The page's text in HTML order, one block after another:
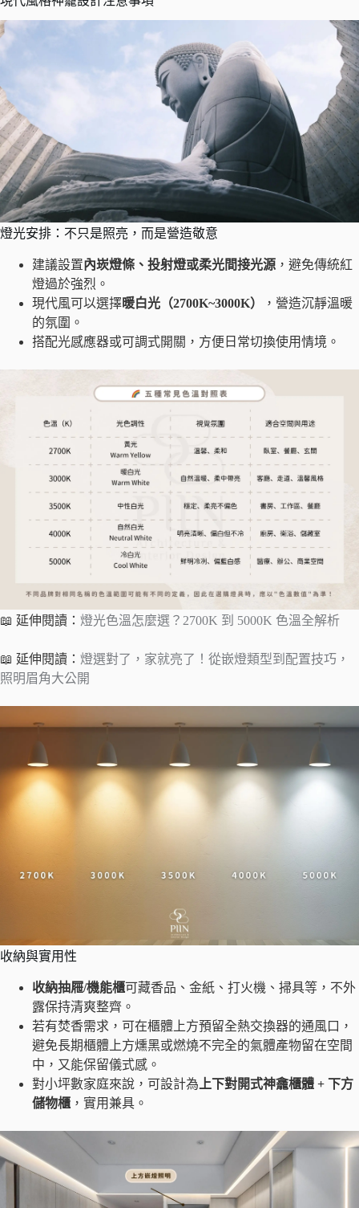
燈光安排：不只是照亮，而是營造敬意
建議設置內崁燈條、投射燈或柔光間接光源 ，避免傳統紅
燈過於強烈。
現代風可以選擇暖白光（2700K~3000K）
，營造沉靜溫暖
的氛圍。
搭配光感應器或可調式開關，方便日常切換使用情境。
📖 延伸閱讀： 燈光色溫怎麼選？2700K 到 5000K 色溫全解析
📖 延伸閱讀： 燈選對了，家就亮了！從嵌燈類型到配置技巧，
照明眉角大公開
收納與實用性
收納抽屜/機能櫃可藏香品、金紙、打火機、掃具等，不外
露保持清爽整齊。
若有焚香需求，可在櫃體上方預留全熱交換器的通風口，
避免長期櫃體上方燻黑或燃燒不完全的氣體產物留在空間
中，又能保留儀式感。
對小坪數家庭來說，可設計為 上下對開式神龕櫃體 + 下方
儲物櫃 ，實用兼具。